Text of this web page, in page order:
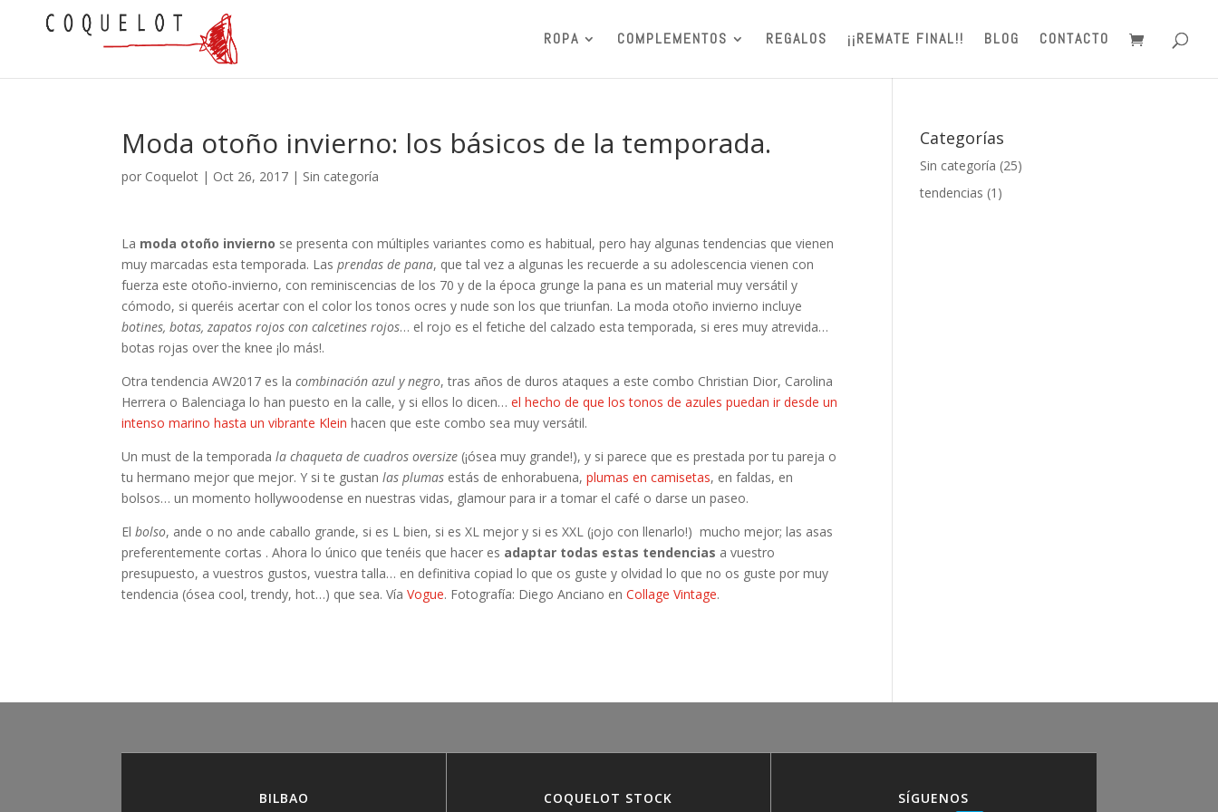
ROPA COMPLEMENTOS REGALOS ¡¡REMATE FINAL!! BLOG CONTACTO
Moda otoño invierno: los básicos de la temporada.
por Coquelot | Oct 26, 2017 | Sin categoría
La moda otoño invierno se presenta con múltiples variantes como es habitual, pero hay algunas tendencias que vienen
muy marcadas esta temporada. Lasprendas de pana, que tal vez a algunas les recuerde a su adolescencia vienen con
fuerza este otoño-invierno, con reminiscencias de los 70 y de la época grunge la pana es un material muy versátil y
cómodo, si queréis acertar con el color los tonos ocres y nude son los que triunfan. La moda otoño invierno incluye
botines, botas, zapatos rojos con calcetines rojos… el rojo es el fetiche del calzado esta temporada, si eres muy atrevida…
botas rojas over the knee ¡lo más!.
Otra tendencia AW2017 es lacombinación azul y negro, tras años de duros ataques a este combo Christian Dior, Carolina
Herrera o Balenciaga lo han puesto en la calle, y si ellos lo dicen…el hecho de que los tonos de azules puedan ir desde un
intenso marino hasta un vibrante Klein hacen que este combo sea muy versátil.
Un must de la temporadala chaqueta de cuadros oversize (¡ósea muy grande!), y si parece que es prestada por tu pareja o
tu hermano mejor que mejor. Y si te gustanlas plumas estás de enhorabuena,plumas en camisetas, en faldas, en
bolsos… un momento hollywoodense en nuestras vidas, glamour para ir a tomar el café o darse un paseo.
Elbolso, ande o no ande caballo grande, si es L bien, si es XL mejor y si es XXL (¡ojo con llenarlo!) mucho mejor; las asas
preferentemente cortas . Ahora lo único que tenéis que hacer es adaptar todas estas tendencias a vuestro
presupuesto, a vuestros gustos, vuestra talla… en definitiva copiad lo que os guste y olvidad lo que no os guste por muy
tendencia (ósea cool, trendy, hot…) que sea. VíaVogue. Fotografía: Diego Anciano enCollage Vintage.
Categorías
Sin categoría (25)
tendencias (1)
BILBAO COQUELOT STOCK SÍGUENOS